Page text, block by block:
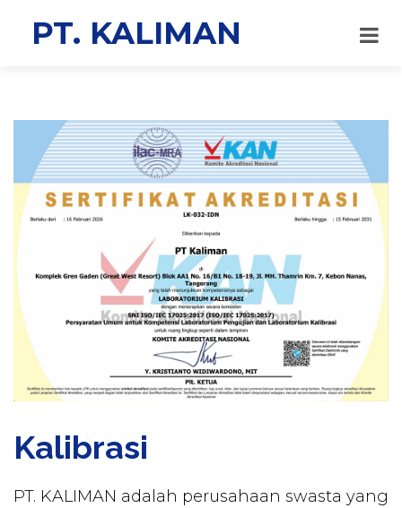
PT. KALIMAN
Kalibrasi
PT. KALIMAN adalah perusahaan swasta yang